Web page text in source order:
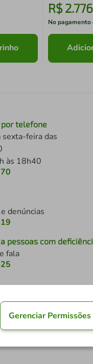
R$ 2.776
No pagamento
por telefone
sexta-feira das
às 18h40
denúncias
pessoas com
fala
Gerenciar